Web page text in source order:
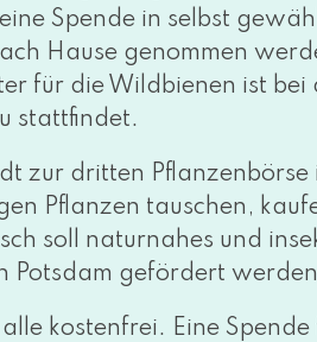
Spende in selbst
Hause genom­men
für die Wildbienen ist bei
stattfindet.
zur drit­ten Pflanzenbörse
Pflanzen tau­schen,
soll natur­na­hes und
Potsdam geför­dert
kos­ten­frei. Eine Spende